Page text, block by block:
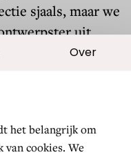
Over
het belangrijk om
cookies. We
sjaals, maar we
uit
dingen maakt